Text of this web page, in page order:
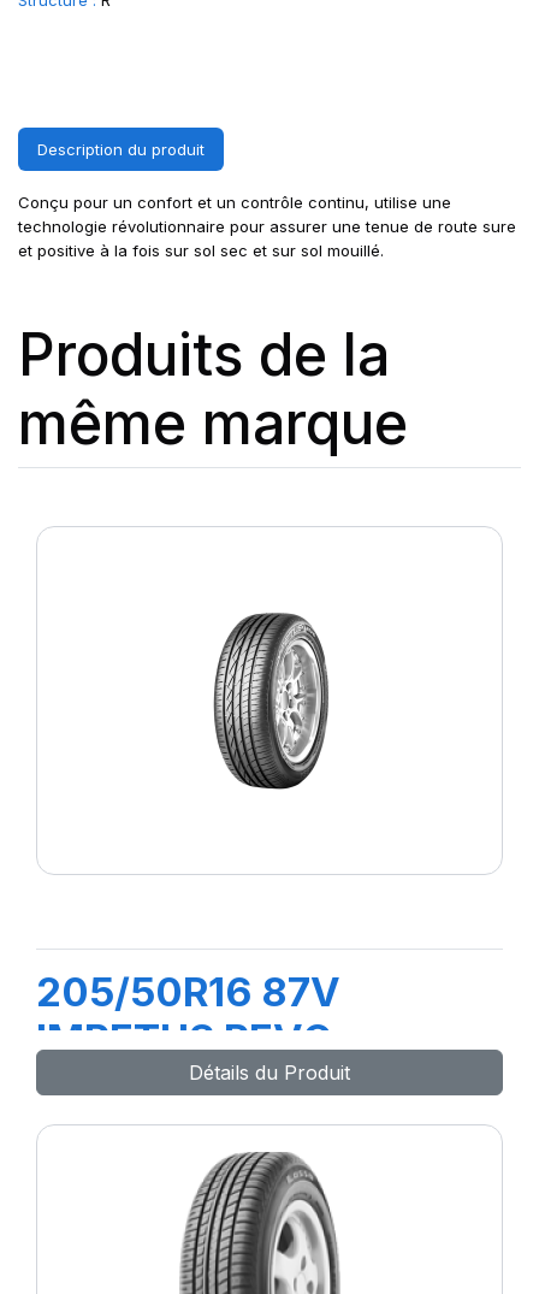
Description du produit
Conçu pour un confort et un contrôle continu, utilise une
technologie révolutionnaire pour assurer une tenue de route sure
et positive à la fois sur sol sec et sur sol mouillé.
Produits de la
même marque
205/50R16 87V
IMPETUS REVO
Détails du Produit